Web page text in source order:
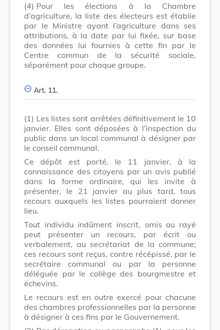
(4) Pour les élections à la Chambre
d’agriculture, la liste des électeurs est établie
par le Ministre ayant l’agriculture dans ses
attributions, à la date par lui fixée, sur base
des données lui fournies à cette fin par le
Centre commun de la sécurité sociale,
séparément pour chaque groupe.
Art. 11.
(1) Les listes sont arrêtées définitivement le 10
janvier. Elles sont déposées à l’inspection du
public dans un local communal à désigner par
le conseil communal.
Ce dépôt est porté, le 11 janvier, à la
connaissance des citoyens par un avis publié
dans la forme ordinaire, qui les invite à
présenter, le 21 janvier au plus tard, tous
recours auxquels les listes pourraient donner
lieu.
Tout individu indûment inscrit, omis ou rayé
peut présenter un recours, par écrit ou
verbalement, au secrétariat de la commune;
ces recours sont reçus, contre récépissé, par le
secrétaire communal ou par la personne
déléguée par le collège des bourgmestre et
échevins.
Le recours est en outre exercé pour chacune
des chambres professionnelles par la personne
à désigner à ces fins par le Gouvernement.